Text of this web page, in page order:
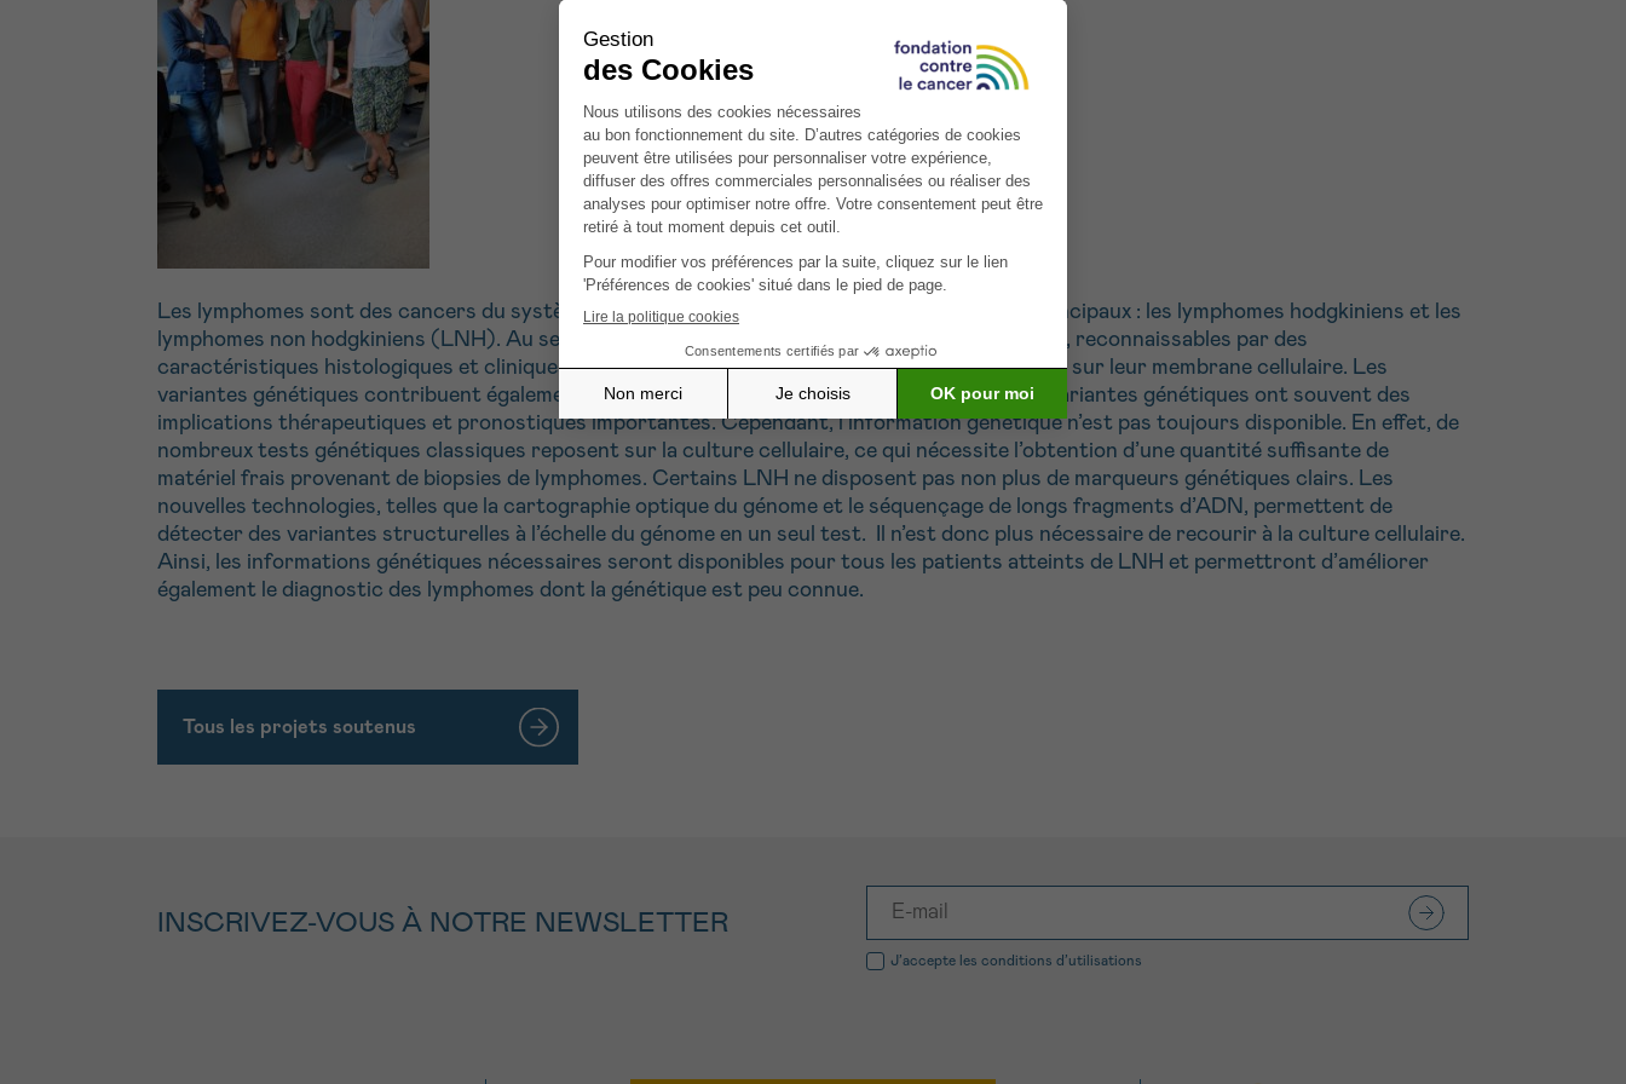
Les lymphomes sont des cancers du système lymphatique. Ils sont divisés en deux groupes principaux : les lymphomes hodgkiniens et les
lymphomes non hodgkiniens (LNH). Au sein des LNH, il existe plus de 60 sous-types différents, reconnaissables par des
caractéristiques histologiques et cliniques typiques, ou par la présence de certains marqueurs sur leur membrane cellulaire. Les
variantes génétiques contribuent également à la classification des lymphomes. En outre, ces variantes génétiques ont souvent des
implications thérapeutiques et pronostiques importantes. Cependant, l’information génétique n’est pas toujours disponible. En effet, de
nombreux tests génétiques classiques reposent sur la culture cellulaire, ce qui nécessite l’obtention d’une quantité suffisante de
matériel frais provenant de biopsies de lymphomes. Certains LNH ne disposent pas non plus de marqueurs génétiques clairs. Les
nouvelles technologies, telles que la cartographie optique du génome et le séquençage de longs fragments d’ADN, permettent de
détecter des variantes structurelles à l’échelle du génome en un seul test. Il n’est donc plus nécessaire de recourir à la culture cellulaire.
Ainsi, les informations génétiques nécessaires seront disponibles pour tous les patients atteints de LNH et permettront d’améliorer
également le diagnostic des lymphomes dont la génétique est peu connue.
Tous les projets soutenus
INSCRIVEZ-VOUS À NOTRE NEWSLETTER
J’accepte les conditions d’utilisations